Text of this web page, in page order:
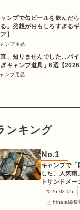
ャンプで缶ビールを飲んだ
。発想がおもしろすぎる
】
ンプ用品
、知りませんでした…バ
キャンプ道具」6選【2026
ンプ用品
ンキング
No.1
キャンプで「
した。人気職
トサンドメ
プギア】
2026.08.05
hinata編集